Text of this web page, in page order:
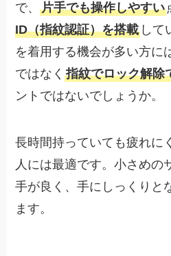
で、片手でも操作しやすい
ID（指紋認証）を搭載 して
を着用する機会が多い方に
ではなく指紋でロック解除
ントではないでしょうか。
長時間持っていても疲れに
人には最適です。小さめの
手が良く、手にしっくりと
ます。